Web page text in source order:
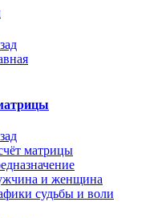
матрицы
и женщина
судьбы и воли